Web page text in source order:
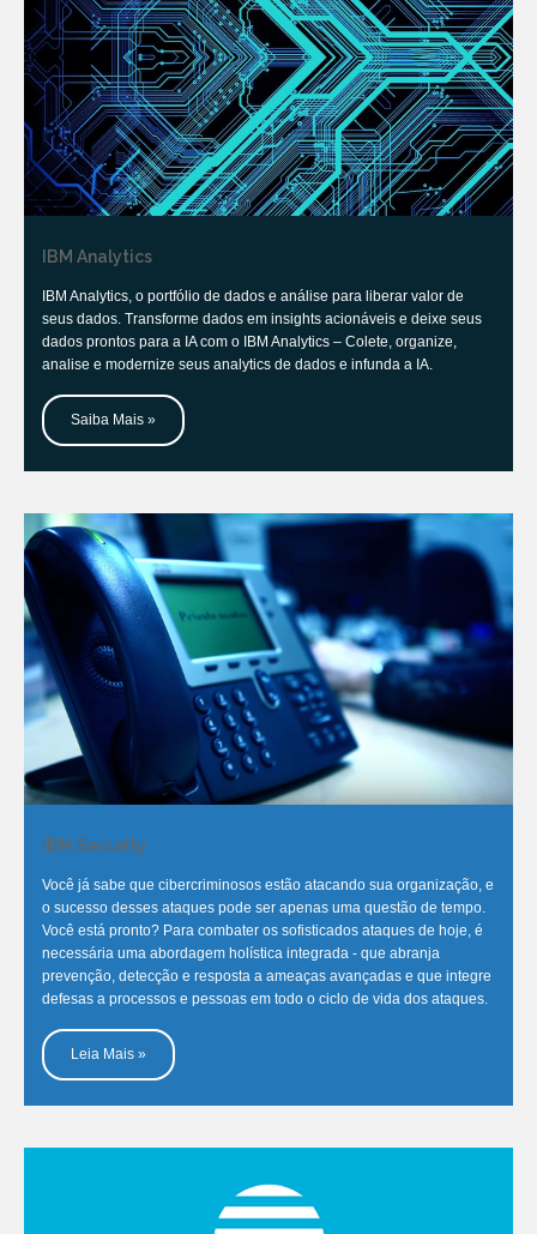
IBM Analytics
IBM Analytics, o portfólio de dados e análise para liberar valor de
seus dados. Transforme dados em insights acionáveis e deixe seus
dados prontos para a IA com o IBM Analytics – Colete, organize,
analise e modernize seus analytics de dados e infunda a IA.
Saiba Mais »
IBM Security
Você já sabe que cibercriminosos estão atacando sua organização, e
o sucesso desses ataques pode ser apenas uma questão de tempo.
Você está pronto? Para combater os sofisticados ataques de hoje, é
necessária uma abordagem holística integrada - que abranja
prevenção, detecção e resposta a ameaças avançadas e que integre
defesas a processos e pessoas em todo o ciclo de vida dos ataques.
Leia Mais »